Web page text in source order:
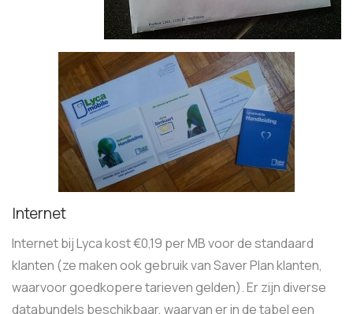
Internet
Internet bij Lyca kost €0,19 per MB voor de standaard
klanten (ze maken ook gebruik van Saver Plan klanten,
waarvoor goedkopere tarieven gelden). Er zijn diverse
databundels beschikbaar, waarvan er in de tabel een